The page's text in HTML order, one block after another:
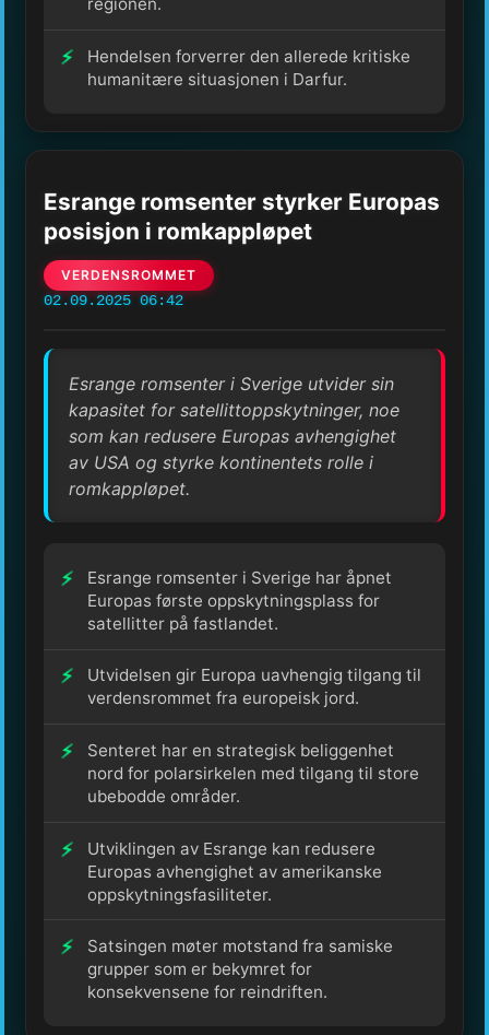
Hendelsen forverrer den allerede kritiske
humanitære situasjonen i Darfur.
Esrange romsenter styrker Europas
posisjon i romkappløpet
VERDENSROMMET
02.09.2025 06:42
Esrange romsenter i Sverige utvider sin
kapasitet for satellittoppskytninger, noe
som kan redusere Europas avhengighet
av USA og styrke kontinentets rolle i
romkappløpet.
Esrange romsenter i Sverige har åpnet
Europas første oppskytningsplass for
satellitter på fastlandet.
Utvidelsen gir Europa uavhengig tilgang til
verdensrommet fra europeisk jord.
Senteret har en strategisk beliggenhet
nord for polarsirkelen med tilgang til store
ubebodde områder.
Utviklingen av Esrange kan redusere
Europas avhengighet av amerikanske
oppskytningsfasiliteter.
Satsingen møter motstand fra samiske
grupper som er bekymret for
konsekvensene for reindriften.